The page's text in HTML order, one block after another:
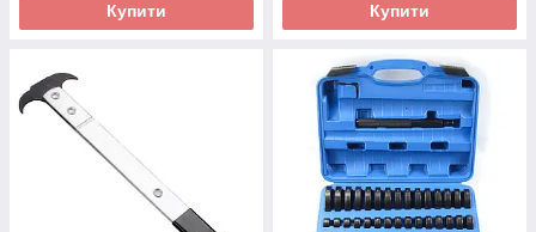
Купити Купити